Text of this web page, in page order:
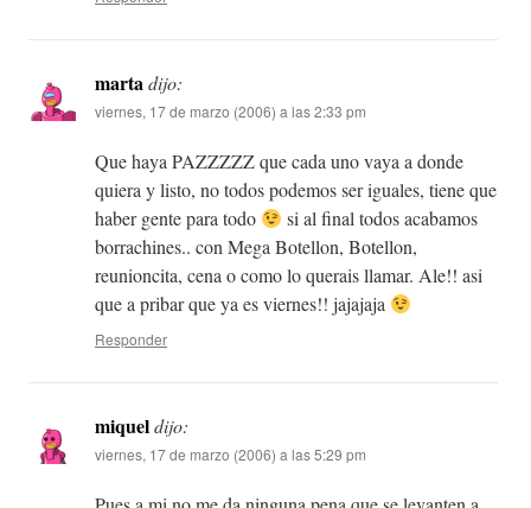
martadijo:
viernes, 17 de marzo (2006) a las 2:33 pm
Que haya PAZZZZZ que cada uno vaya a donde
quiera y listo, no todos podemos ser iguales, tiene que
haber gente para todo
si al final todos acabamos
borrachines.. con Mega Botellon, Botellon,
reunioncita, cena o como lo querais llamar. Ale!! asi
que a pribar que ya es viernes!! jajajaja
Responder
miqueldijo:
viernes, 17 de marzo (2006) a las 5:29 pm